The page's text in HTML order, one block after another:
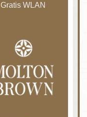
Gratis WLAN